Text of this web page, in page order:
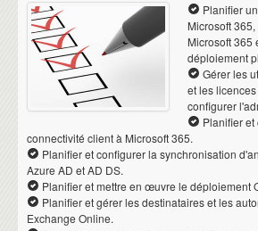
Planifier
Microsoft
Microsoft 365
déploiement
Gérer les
et les
configurer
Planifier et
connectivité client à Microsoft 365.
Planifier et configurer la synchronisation
Azure AD et AD DS.
Planifier et mettre en œuvre le déploiement
Planifier et gérer les destinataires et les
Exchange Online.